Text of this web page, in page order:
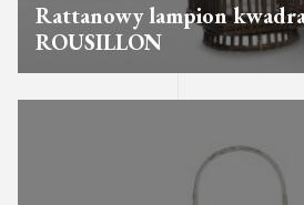
Rattanowy lampion
ROUSILLON